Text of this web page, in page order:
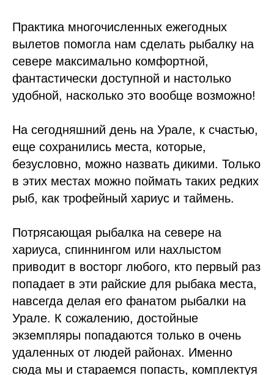
Практика многочисленных ежегодных
вылетов помогла нам сделать рыбалку на
севере максимально комфортной,
фантастически доступной и настолько
удобной, насколько это вообще возможно!
На сегодняшний день на Урале, к счастью,
еще сохранились места, которые,
безусловно, можно назвать дикими. Только
в этих местах можно поймать таких редких
рыб, как трофейный хариус и таймень.
Потрясающая рыбалка на севере на
хариуса, спиннингом или нахлыстом
приводит в восторг любого, кто первый раз
попадает в эти райские для рыбака места,
навсегда делая его фанатом рыбалки на
Урале. К сожалению, достойные
экземпляры попадаются только в очень
удаленных от людей районах. Именно
сюда мы и стараемся попасть, комплектуя